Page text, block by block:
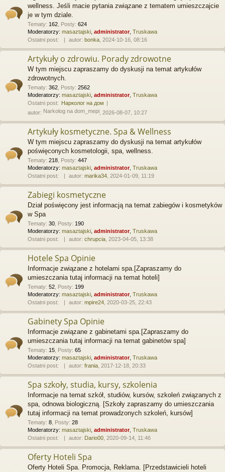
wellness. Jeśli macie pytania związane z tematem umieszczajcie
je w tym dziale.
Tematy: 162 Posty: 624
Moderatorzy: masaztajski administrator, Truskawa
Ostatni post:
autor: bonka , 2024-10-16, 08:16
Artykuły o zdrowiu. Porady zdrowotne
W tym miejscu zapraszamy do dyskusji na temat artykułów
zdrowotnych.
Tematy: 362 Posty: 2562
Moderatorzy: masaztajski administrator, Truskawa
Ostatni post: Нарколог на дом
autor: Narkolog na dom_mepi , 2026-08-07, 10:27
Artykuły kosmetyczne. Spa & Wellness
W tym miejscu zapraszamy do dyskusji na temat artykułów
poświęconych kosmetologii, spa, wellness.
Tematy: 218 Posty: 447
Moderatorzy: masaztajski administrator, Truskawa
Ostatni post:
autor: marika34 , 2024-01-09, 11:19
Zabiegi kosmetyczne
Dział poświęcony jest informacją na temat zabiegów i kosmetyków
w Spa
Tematy: 30 Posty: 190
Moderatorzy: masaztajski administrator, Truskawa
Ostatni post:
autor: chrupcia , 2023-04-05, 13:38
Hotele Spa Opinie
Informacje związane z hotelami spa.[Zapraszamy do
umieszczania tutaj informacji na temat hoteli]
Tematy: 52 Posty: 199
Moderatorzy: masaztajski administrator, Truskawa
Ostatni post:
autor: mpire24 , 2020-03-25, 22:43
Gabinety Spa Opinie
Informacje związane z gabinetami spa.[Zapraszamy do
umieszczania tutaj informacji na temat gabinetów spa]
Tematy: 15 Posty: 65
Moderatorzy: masaztajski administrator, Truskawa
Ostatni post:
autor: frania , 2017-12-18, 20:33
Spa szkoły, studia, kursy, szkolenia
Informacje na temat szkół, studiów, kursów, szkoleń związanych z
spa, odnowa biologiczną. [Szkoły zapraszamy do umieszczania
tutaj informacji na temat prowadzonych szkoleń, kursów]
Tematy: 8 Posty: 28
Moderatorzy: masaztajski administrator, Truskawa
Ostatni post:
autor: Dario00 , 2020-09-14, 11:46
Oferty Hoteli Spa
Oferty Hoteli Spa. Promocja, Reklama. [Przedstawicieli hoteli